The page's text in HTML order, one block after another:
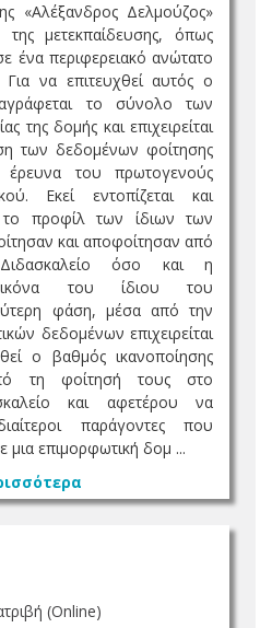
«Αλέξανδρος Δελμούζος»
μετεκπαίδευσης, όπως
ένα περιφερειακό ανώτατο
Για να επιτευχθεί αυτός ο
το σύνολο των
της δομής και επιχειρείται
των δεδομένων φοίτησης
του πρωτογενούς
Εκεί εντοπίζεται και
το προφίλ των ίδιων των
και αποφοίτησαν από
όσο και η
εικόνα του ίδιου του
φάση, μέσα από την
δεδομένων επιχειρείται
ο βαθμός ικανοποίησης
τη φοίτησή τους στο
και αφετέρου να
παράγοντες που
μια επιμορφωτική δομ ...
(Online)